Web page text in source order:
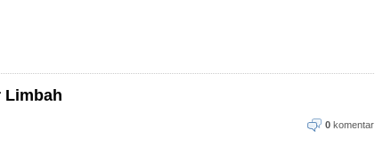
Limbah
0 komentar